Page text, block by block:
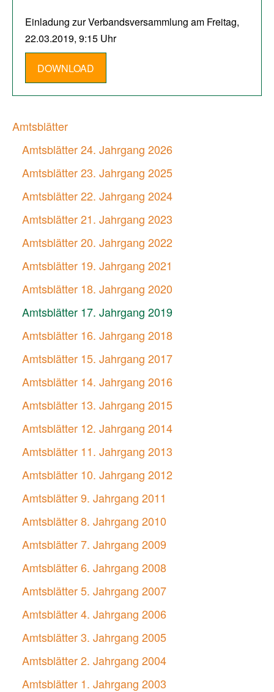
Einladung zur Verbandsversammlung am Freitag,
22.03.2019, 9:15 Uhr
DOWNLOAD
Amtsblätter
Amtsblätter 24. Jahrgang 2026
Amtsblätter 23. Jahrgang 2025
Amtsblätter 22. Jahrgang 2024
Amtsblätter 21. Jahrgang 2023
Amtsblätter 20. Jahrgang 2022
Amtsblätter 19. Jahrgang 2021
Amtsblätter 18. Jahrgang 2020
Amtsblätter 17. Jahrgang 2019
Amtsblätter 16. Jahrgang 2018
Amtsblätter 15. Jahrgang 2017
Amtsblätter 14. Jahrgang 2016
Amtsblätter 13. Jahrgang 2015
Amtsblätter 12. Jahrgang 2014
Amtsblätter 11. Jahrgang 2013
Amtsblätter 10. Jahrgang 2012
Amtsblätter 9. Jahrgang 2011
Amtsblätter 8. Jahrgang 2010
Amtsblätter 7. Jahrgang 2009
Amtsblätter 6. Jahrgang 2008
Amtsblätter 5. Jahrgang 2007
Amtsblätter 4. Jahrgang 2006
Amtsblätter 3. Jahrgang 2005
Amtsblätter 2. Jahrgang 2004
Amtsblätter 1. Jahrgang 2003